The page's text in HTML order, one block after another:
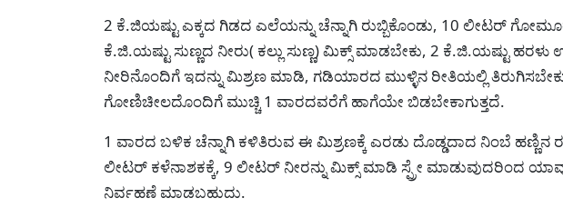
2 ಕೆ.ಜಿಯಷ್ಟು ಎಕ್ಕದ ಗಿಡದ ಎಲೆಯನ್ನು ಚೆನ್ನಾಗಿ ರುಬ್ಬಿಕೊಂಡು, 10 ಲೀಟರ್
ಕೆ.ಜಿ.ಯಷ್ಟು ಸುಣ್ಣದ ನೀರು( ಕಲ್ಲು ಸುಣ್ಣ) ಮಿಕ್ಸ್ ಮಾಡಬೇಕು, 2 ಕೆ.ಜಿ.ಯಷ್ಟು ಹರಳು
ನೀರಿನೊಂದಿಗೆ ಇದನ್ನು ಮಿಶ್ರಣ ಮಾಡಿ, ಗಡಿಯಾರದ ಮುಳ್ಳಿನ ರೀತಿಯಲ್ಲಿ
ಗೋಣಿಚೀಲದೊಂದಿಗೆ ಮುಚ್ಚಿ 1 ವಾರದವರೆಗೆ ಹಾಗೆಯೇ ಬಿಡಬೇಕಾಗುತ್ತದೆ.
1 ವಾರದ ಬಳಿಕ ಚೆನ್ನಾಗಿ ಕಳಿತಿರುವ ಈ ಮಿಶ್ರಣಕ್ಕೆ ಎರಡು ದೊಡ್ಡದಾದ ನಿಂಬೆ ಹಣ್ಣಿನ
ಲೀಟರ್ ಕಳೆನಾಶಕಕ್ಕೆ, 9 ಲೀಟರ್ ನೀರನ್ನು ಮಿಕ್ಸ್ ಮಾಡಿ ಸ್ಪ್ರೇ ಮಾಡುವುದರಿಂದ
ನಿರ್ವಹಣೆ ಮಾಡಬಹುದು.